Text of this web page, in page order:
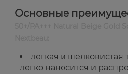
Основные
легкая и шелковистая
легко наносится и